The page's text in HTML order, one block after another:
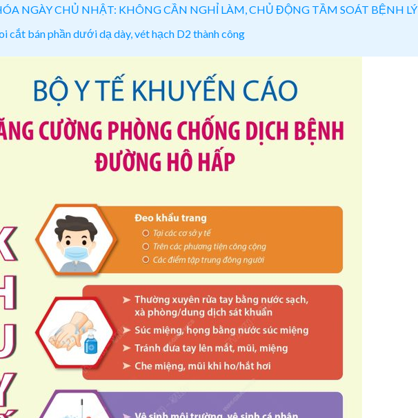
NGÀY CHỦ NHẬT: KHÔNG CẦN NGHỈ LÀM, CHỦ ĐỘNG TẦM SOÁT BỆNH LÝ
cắt bán phần dưới dạ dày, vét hạch D2 thành công